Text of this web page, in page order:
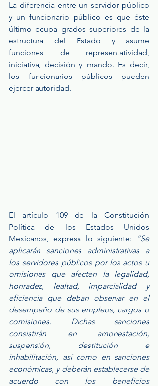
La diferencia entre un servidor público
y un funcionario público es que éste
último ocupa grados superiores de la
estructura del Estado y asume
funciones de representatividad,
iniciativa, decisión y mando. Es decir,
los funcionarios públicos pueden
ejercer autoridad.
El artículo 109 de la Constitución
Política de los Estados Unidos
Mexicanos, expresa lo siguiente:
“Se
aplicarán sanciones administrativas a
los servidores públicos por los actos u
omisiones que afecten la legalidad,
honradez, lealtad, imparcialidad y
eficiencia que deban observar en el
desempeño de sus empleos, cargos o
comisiones. Dichas sanciones
consistirán en amonestación,
suspensión, destitución e
inhabilitación, así como en sanciones
económicas, y deberán establecerse de
acuerdo con los beneficios